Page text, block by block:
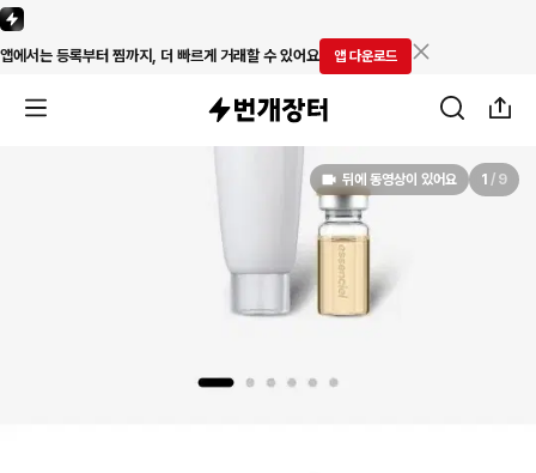
앱에서는 등록부터 찜까지, 더 빠르게 거래할 수 있어요 앱 다운로드
뒤에 동영상이 있어요 1 / 9